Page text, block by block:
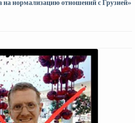
на нормализацию отношений с Грузией»